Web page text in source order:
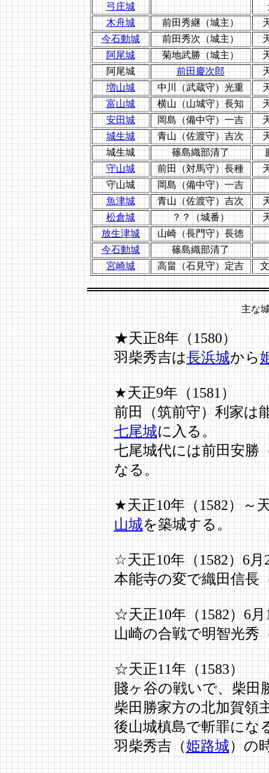
弓庄城
木舟城
前田秀継（城主）
今石動城
前田秀次（城主）
阿尾城
菊地武勝（城主）
阿尾城
前田慶次郎
増山城
中川（武蔵守）光重
富山城
横山（山城守）長知
安田城
岡島（備中守）一吉
城生城
青山（佐渡守）吉次
城生城
篠島織部清了
守山城
前田（対馬守）長種
守山城
岡島（備中守）一吉
魚津城
青山（佐渡守）吉次
松倉城
？？（城番）
放生津城
山崎（長門守）長徳
今石動城
篠島織部清了
宮崎城
高畠（石見守）定吉
主な
★天正8年（1580）
羽柴秀吉は長浜城から
★天正9年（1581）
前田（筑前守）利家は
七尾城に入る。
七尾城代には前田安勝
なる。
★天正10年（1582）～
山城を築城する。
☆天正10年（1582）6月
本能寺の変で織田信長
☆天正10年（1582）6月
山崎の合戦で明智光秀
☆天正11年（1583）
賤ヶ谷の戦いで、柴田
柴田勝家方の北加賀領
後山城槙島で斬罪にな
羽柴秀吉（姫路城）の